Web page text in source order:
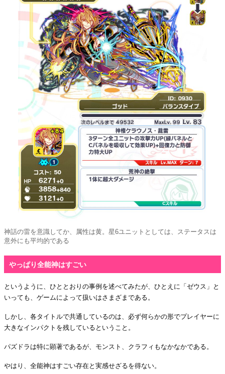
神話の雷を意識してか、属性は黄。星6ユニットとしては、ステータスは
意外にも平均的である
やっぱり全能神はすごい
というように、ひととおりの事例を述べてみたが、ひとえに「ゼウス」と
いっても、ゲームによって扱いはさまざまである。
しかし、各タイトルで共通しているのは、必ず何らかの形でプレイヤーに
大きなインパクトを残しているということ。
パズドラは特に顕著であるが、モンスト、クラフィもなかなかである。
やはり、全能神はすごい存在と実感せざるを得ない。